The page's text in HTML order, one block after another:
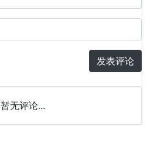
发表评论
暂无评论...